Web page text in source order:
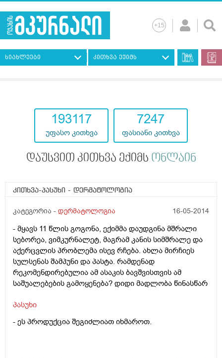
სიახლეები კითხვა ექიმს
193117
უფასო კითხვა
7247
ფასიანი კითხვა
დაუსვით კითხვა ექიმს ონლაინ
კითხვა-პასუხი - დერმატოლოგია
კატეგორია - დერმატოლოგია 16-05-2014
- მყავს 11 წლის გოგონა, ექიმმა დაუდგინა მშრალი
სებორეა, ვიმკურნალეტ, მაგრამ კანის სიმშრალე და
აქერცვლის პრობლემა ისევ რჩება. ახლა მირჩიეს
სულსენას შამპუნი და პასტა. რამდენად
რეკომენდირებულია ამ ასაკის ბავშვისთვის ამ
საშუალებების გამოყენება? დიდი მადლობა წინასწარ
პასუხი
- ეს პროდუქცია შეგიძლიათ იხმაროთ.